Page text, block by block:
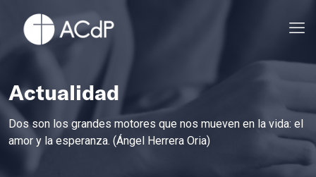
Actualidad
Dos son los grandes motores que nos mueven en la vida: el
amor y la esperanza. (Ángel Herrera Oria)